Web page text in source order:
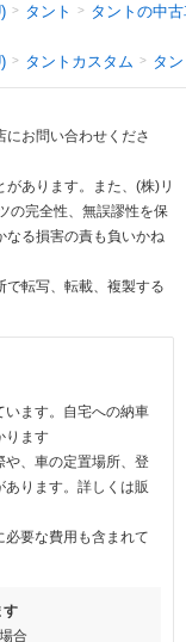
タント タントの中
タントカスタム タ
お問い合わせくださ
あります。また、(株)リ
の完全性、無誤謬性を保
なる損害の責も負いかね
転写、転載、複製する
ます。自宅への納車
ります
、車の定置場所、登
ります。詳しくは販
要な費用も含まれて
す
合